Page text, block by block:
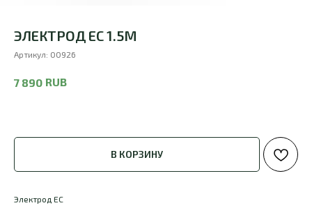
ЭЛЕКТРОД EC 1.5M
Артикул: 00926
7 890 RUB
В КОРЗИНУ
Электрод EC